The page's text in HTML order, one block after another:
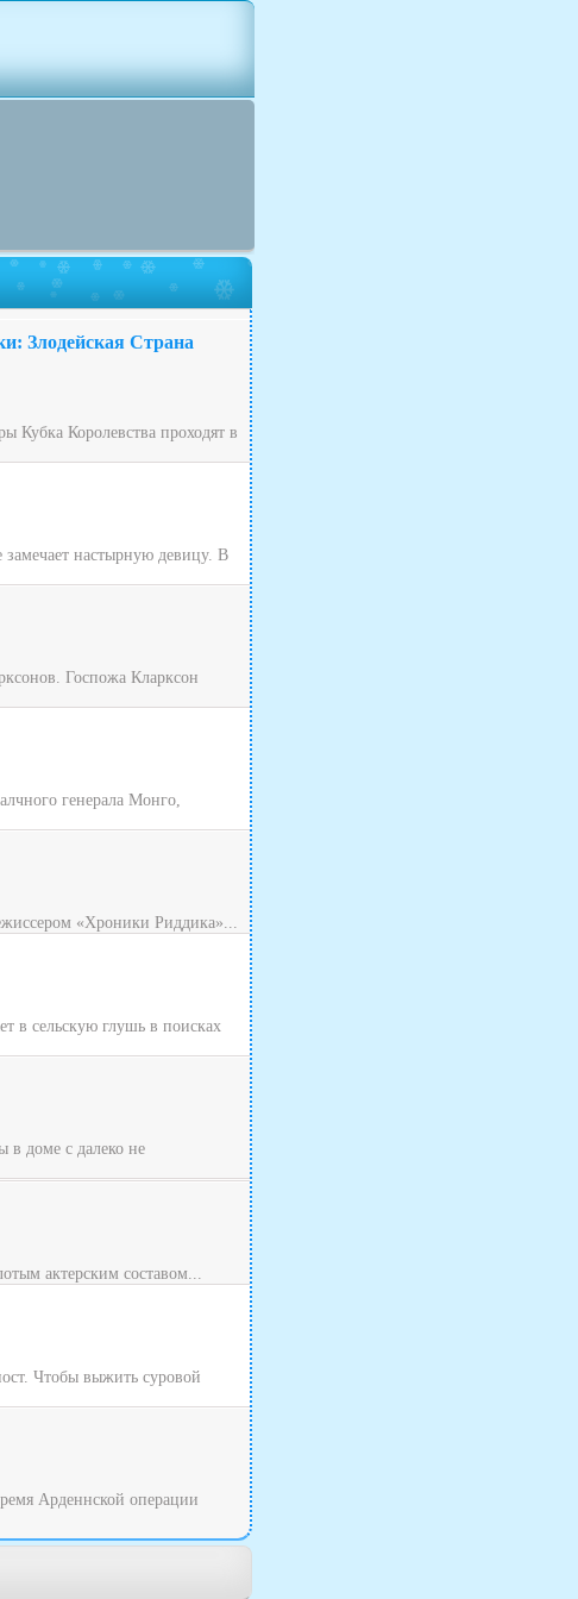
Злодейская Страна
Кубка Королевства проходят в
настырную девицу. В
Госпожа Кларксон
генерала Монго,
«Хроники Риддика»...
в сельскую глушь в поисках
в доме с далеко не
актерским составом...
Чтобы выжить суровой
Арденнской операции